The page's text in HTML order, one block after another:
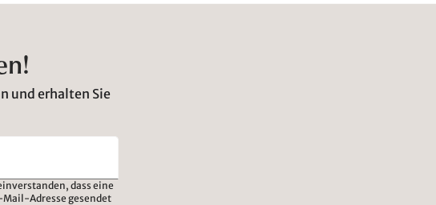
und erhalten Sie
dass eine
Mail-Adresse gesendet